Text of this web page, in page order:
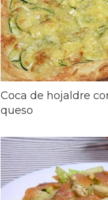
Coca de hojaldre
queso